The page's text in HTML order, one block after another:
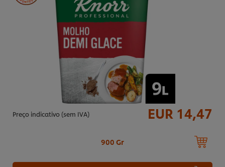
Preço indicativo (sem IVA) EUR 14,47
900 Gr